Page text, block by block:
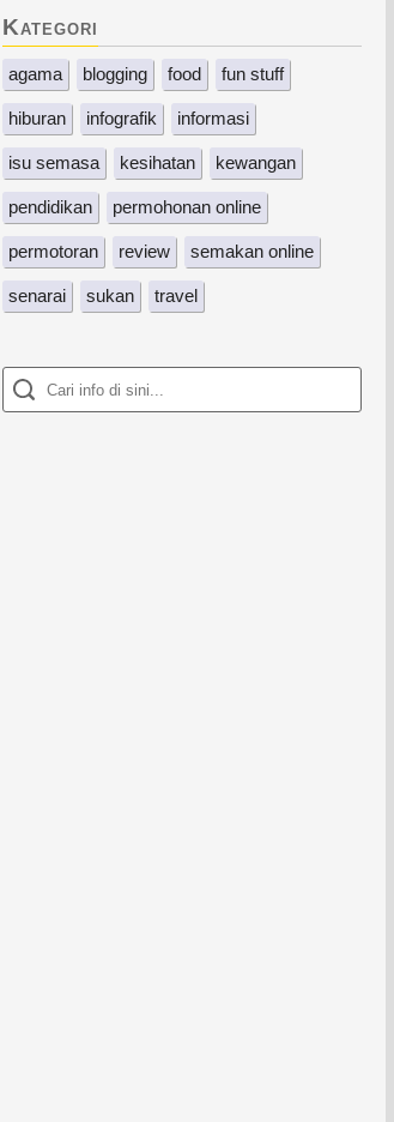
Kategori
agama blogging food fun stuff
hiburan infografik informasi
isu semasa kesihatan kewangan
pendidikan permohonan online
permotoran review semakan online
senarai sukan travel